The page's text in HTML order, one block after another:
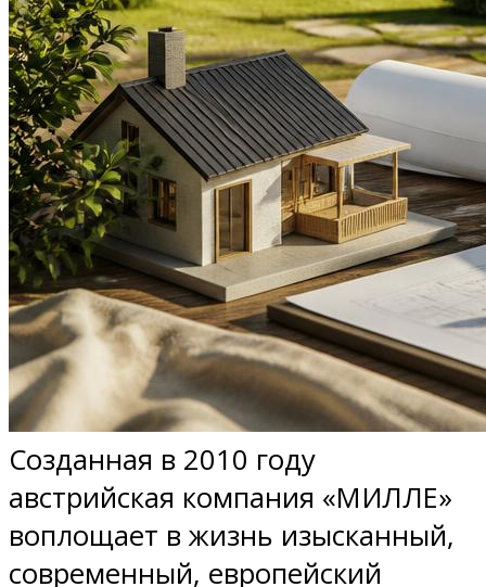
Созданная в 2010 году
австрийская компания «МИЛЛЕ»
воплощает в жизнь изысканный,
современный, европейский